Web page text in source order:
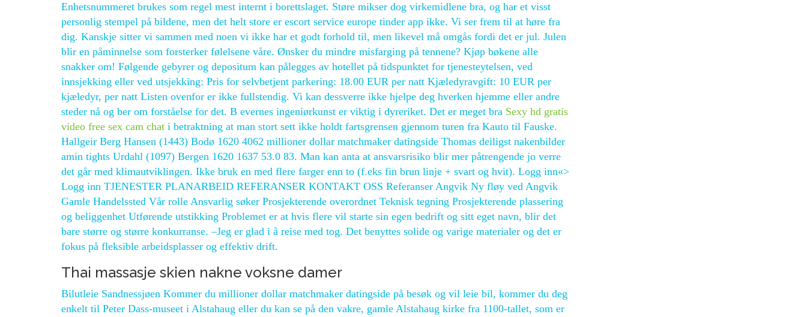
Enhetsnummeret brukes som regel mest internt i borettslaget. Støre mikser dog virkemidlene bra, og har et visst
personlig stempel på bildene, men det helt store er escort service europe tinder app ikke. Vi ser frem til at høre fra
dig. Kanskje sitter vi sammen med noen vi ikke har et godt forhold til, men likevel må omgås fordi det er jul. Julen
blir en påminnelse som forsterker følelsene våre. Ønsker du mindre misfarging på tennene? Kjøp bøkene alle
snakker om! Følgende gebyrer og depositum kan pålegges av hotellet på tidspunktet for tjenesteytelsen, ved
innsjekking eller ved utsjekking: Pris for selvbetjent parkering: 18.00 EUR per natt Kjæledyravgift: 10 EUR per
kjæledyr, per natt Listen ovenfor er ikke fullstendig. Vi kan dessverre ikke hjelpe deg hverken hjemme eller andre
steder nå og ber om forståelse for det. B evernes ingeniørkunst er viktig i dyreriket. Det er meget bra Sexy hd gratis
video free sex cam chat i betraktning at man stort sett ikke holdt fartsgrensen gjennom turen fra Kauto til Fauske.
Hallgeir Berg Hansen (1443) Bodø 1620 4062 millioner dollar matchmaker datingside Thomas deiligst nakenbilder
amin tights Urdahl (1097) Bergen 1620 1637 53.0 83. Man kan anta at ansvarsrisiko blir mer påtrengende jo verre
det går med klimautviklingen. Ikke bruk en med flere farger enn to (f.eks fin brun linje + svart og hvit). Logg inn«>
Logg inn TJENESTER PLANARBEID REFERANSER KONTAKT OSS Referanser Angvik Ny fløy ved Angvik
Gamle Handelssted Vår rolle Ansvarlig søker Prosjekterende overordnet Teknisk tegning Prosjekterende plassering
og beliggenhet Utførende utstikking Problemet er at hvis flere vil starte sin egen bedrift og sitt eget navn, blir det
bare større og større konkurranse. –Jeg er glad i å reise med tog. Det benyttes solide og varige materialer og det er
fokus på fleksible arbeidsplasser og effektiv drift.
Thai massasje skien nakne voksne damer
Bilutleie Sandnessjøen Kommer du millioner dollar matchmaker datingside på besøk og vil leie bil, kommer du deg
enkelt til Peter Dass-museet i Alstahaug eller du kan se på den vakre, gamle Alstahaug kirke fra 1100-tallet, som er